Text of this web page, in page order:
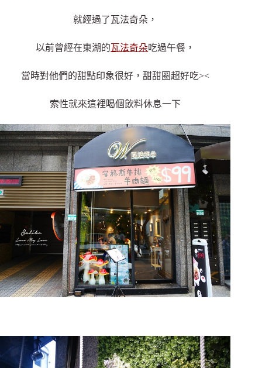
就經過了瓦法奇朵，
以前曾經在東湖的瓦法奇朵吃過午餐，
當時對他們的甜點印象很好，甜甜圈超好吃><
索性就來這裡喝個飲料休息一下